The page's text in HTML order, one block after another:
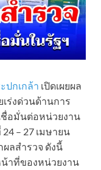
ปกเกล้า เปิดเผยผล
เร่งด่วนด้านการ
อมั่นต่อหน่วยงาน
– 27 เมษายน
ลสำรวจ ดังนี้
าที่ของหน่วยงาน